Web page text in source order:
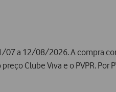
07 a 12/08/2026. A compra
Clube Viva e o PVPR.